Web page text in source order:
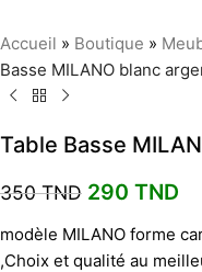
Accueil » Boutique »
Basse MILANO blanc
Table Basse
350TND 290 TND
modèle MILANO forme
,Choix et qualité au